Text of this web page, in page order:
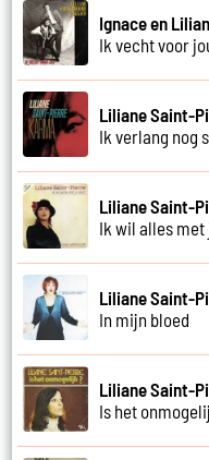
Ignace en
Ik vecht voor
Liliane Saint-
Ik verlang nog
Liliane Saint-
Ik wil alles met
Liliane Saint-
In mijn bloed
Liliane Saint-
Is het